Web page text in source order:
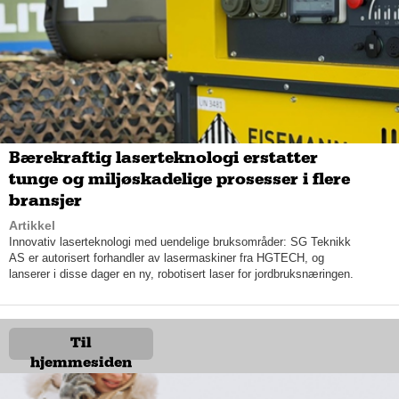
at det finnes mange seriøse aktører som informerer tydelig om
eventuelle mangler og feil, og som dessuten leverer
bruktbilene med tilstandsrapport og garanti.
Et velfortjent rykte
Zentrum Autocar har i hvert fall alt på det tørre, og deres gode
rykte manifesterer seg i en gjennomsnittlig kundetilfredshet på
fem av fem stjerner. De bruker nemlig den bransjeledende
bruktbilgarantien Carprotect, som er kjente for sine gode vilkår.
Bærekraftig laserteknologi erstatter
tunge og miljøskadelige prosesser i flere
bransjer
Artikkel
Innovativ laserteknologi med uendelige bruksområder: SG Teknikk
AS er autorisert forhandler av lasermaskiner fra HGTECH, og
lanserer i disse dager en ny, robotisert laser for jordbruksnæringen.
Til
hjemmesiden